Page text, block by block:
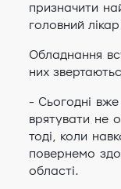
призначити
головний
Обладнання
них
- Сьогодні
врятувати не
тоді, коли
повернемо
області.